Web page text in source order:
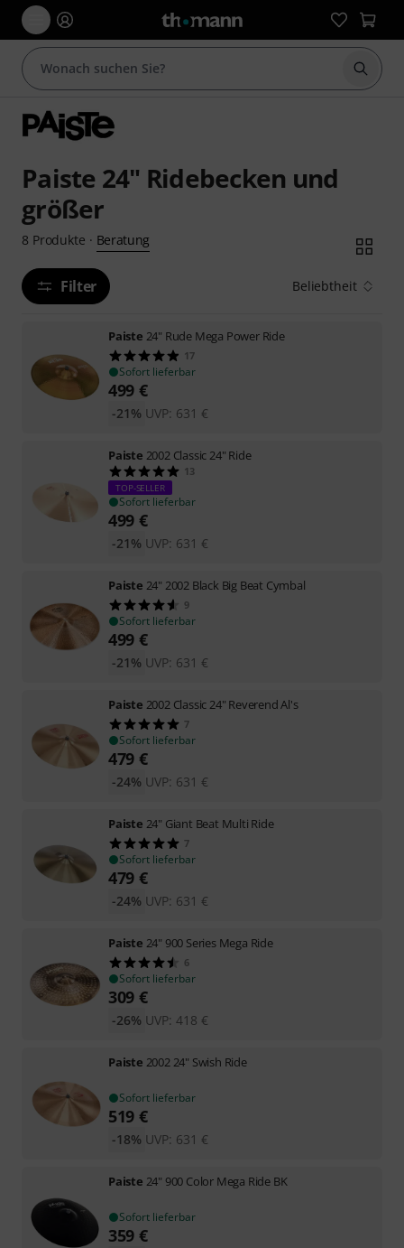
Suche
Paiste 24" Ridebecken und
größer
8 Produkte · Beratung
Filter Beliebtheit
Paiste 24" Rude Mega Power Ride
17
Sofort lieferbar
499 €
UVP: 631 €
-21%
Paiste 2002 Classic 24" Ride
13
TOP-SELLER
Sofort lieferbar
499 €
UVP: 631 €
-21%
Paiste 24" 2002 Black Big Beat Cymbal
9
Sofort lieferbar
499 €
UVP: 631 €
-21%
Paiste 2002 Classic 24" Reverend Al's
7
Sofort lieferbar
479 €
UVP: 631 €
-24%
Paiste 24" Giant Beat Multi Ride
7
Sofort lieferbar
479 €
UVP: 631 €
-24%
Paiste 24" 900 Series Mega Ride
6
Sofort lieferbar
309 €
UVP: 418 €
-26%
Paiste 2002 24" Swish Ride
Sofort lieferbar
519 €
UVP: 631 €
-18%
Paiste 24" 900 Color Mega Ride BK
Sofort lieferbar
359 €